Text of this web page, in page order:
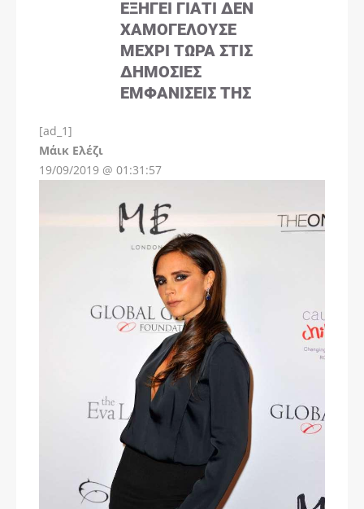
ΕΞΗΓΕΊ ΓΙΑΤΊ ΔΕΝ
ΧΑΜΟΓΕΛΟΎΣΕ
ΜΈΧΡΙ ΤΏΡΑ ΣΤΙΣ
ΔΗΜΌΣΙΕΣ
ΕΜΦΑΝΊΣΕΙΣ ΤΗΣ
[ad_1]
Μάικ Ελέζι
19/09/2019 @ 01:31:57